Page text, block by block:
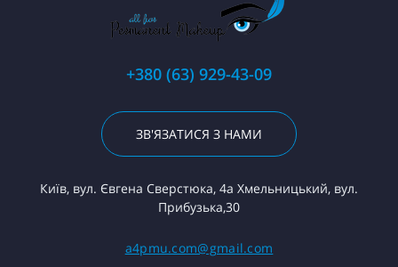
+380 (63) 929-43-09
ЗВ'ЯЗАТИСЯ З НАМИ
Київ, вул. Євгена Сверстюка, 4а Хмельницький, вул.
Прибузька,30
a4pmu.com@gmail.com